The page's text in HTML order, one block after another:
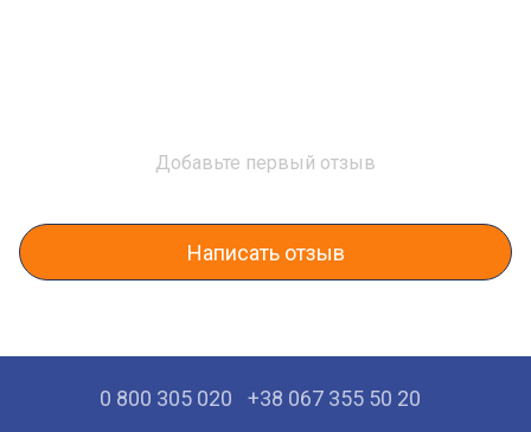
Добавьте первый отзыв
Написать отзыв
0 800 305 020 +38 067 355 50 20